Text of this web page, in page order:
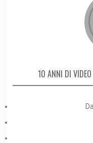
10 ANNI DI
Da